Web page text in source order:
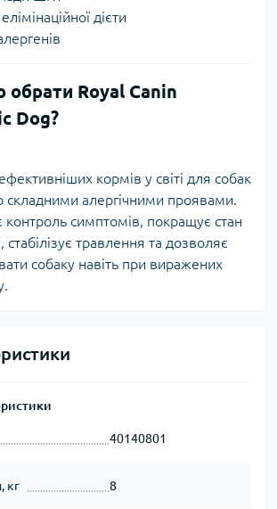
дієти
обрати Royal Canin
Dog?
кормів у світі для собак
складними алергічними проявами.
контроль симптомів, покращує стан
стабілізує травлення та дозволяє
собаку навіть при виражених
40140801
кг 8